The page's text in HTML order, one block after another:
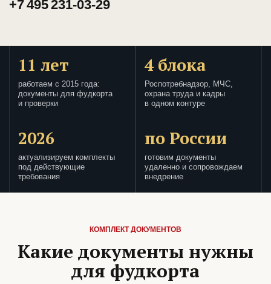
+7 495 231-03-29
11 лет
работаем с 2015 года:
документы для фудкорта
и проверки
4 блока
Роспотребнадзор, МЧС,
охрана труда и кадры
в одном контуре
2026
актуализируем комплекты
под действующие
требования
по России
готовим документы
удаленно и сопровождаем
внедрение
КОМПЛЕКТ ДОКУМЕНТОВ
Какие документы нужны
для фудкорта